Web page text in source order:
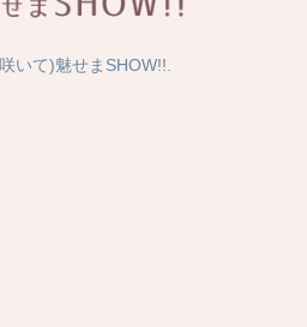
いて)魅せまSHOW!!.